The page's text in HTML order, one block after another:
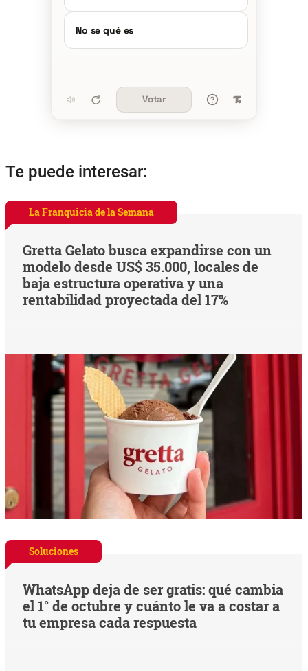
No se qué es
Votar
Te puede interesar:
La Franquicia de la Semana
Gretta Gelato busca expandirse con un
modelo desde US$ 35.000, locales de
baja estructura operativa y una
rentabilidad proyectada del 17%
Soluciones
WhatsApp deja de ser gratis: qué cambia
el 1° de octubre y cuánto le va a costar a
tu empresa cada respuesta